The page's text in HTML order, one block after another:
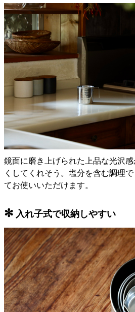
鏡面に磨き上げられた上品な光沢
くしてくれそう。塩分を含む調理
てお使いいただけます。
✻ 入れ子式で収納しやすい